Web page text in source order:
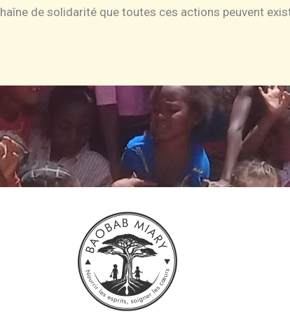
de solidarité que toutes ces actions peuvent